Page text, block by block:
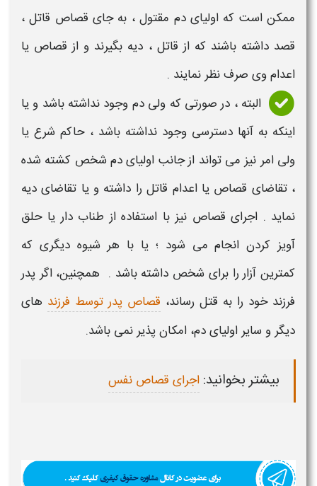
ممکن است که اولیای دم مقتول ، به جای قصاص قاتل،
قصد داشته باشند که از قاتل، دیه بگیرند و از قصاص یا
اعداموی صرف نظر نمایند .
البته ، در صورتی که ولی دم وجود نداشته باشد و یا
اینکه به آنها دسترسی وجود نداشته باشد ، حاکم شرع یا
ولی امر نیز می تواند از جانب اولیای دم شخص کشته شده
،تقاضای قصاص یا اعدام قاتلرا داشته و یا تقاضای دیه
نماید . اجرای قصاص نیز با استفاده از طناب دار یا حلق
آویز کردن انجام می شود ؛ یا با هر شیوه دیگری که
کمترین آزار را برای شخص داشته باشد . همچنین، اگر پدر
فرزند خود را به قتل رساند، قصاص پدر توسط فرزند های
دیگر و سایر اولیای دم، امکان پذیر نمی باشد.
بیشتر بخوانید: اجرای قصاص نفس